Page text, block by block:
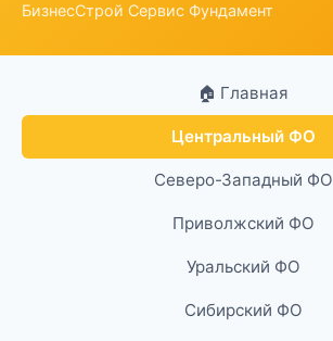
БизнесСтрой Сервис Фундамент
🏠 Главная
Центральный ФО
Северо-Западный ФО
Приволжский ФО
Уральский ФО
Сибирский ФО